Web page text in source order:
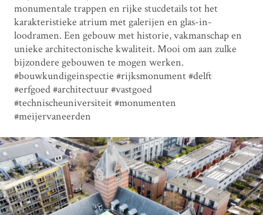
monumentale trappen en rijke stucdetails tot het
karakteristieke atrium met galerijen en glas-in-
loodramen. Een gebouw met historie, vakmanschap en
unieke architectonische kwaliteit. Mooi om aan zulke
bijzondere gebouwen te mogen werken.
#bouwkundigeinspectie #rijksmonument #delft
#erfgoed #architectuur #vastgoed
#technischeuniversiteit #monumenten
#meijervaneerden